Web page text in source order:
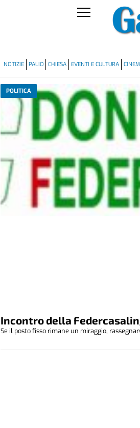
NOTIZIE PALIO CHIESA EVENTI E CULTURA
POLITICA
Incontro della
Se il posto fisso rimane un miraggio,